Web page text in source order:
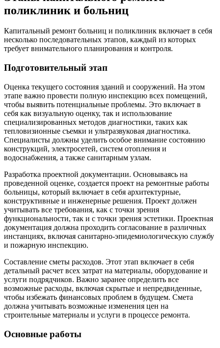
поликлиник и больниц
Капитальный ремонт больниц и поликлиник включает в себя
несколько последовательных этапов, каждый из которых
требует внимательного планирования и контроля.
Подготовительный этап
Оценка текущего состояния зданий и сооружений. На этом
этапе важно провести полную инспекцию всех помещений,
чтобы выявить потенциальные проблемы. Это включает в
себя как визуальную оценку, так и использование
специализированных методов диагностики, таких как
тепловизионные съемки и ультразвуковая диагностика.
Специалисты должны уделить особое внимание состоянию
конструкций, электросетей, систем отопления и
водоснабжения, а также санитарным узлам.
Разработка проектной документации. Основываясь на
проведенной оценке, создается проект на ремонтные работы
больницы, который включает в себя архитектурные,
конструктивные и инженерные решения. Проект должен
учитывать все требования, как с точки зрения
функциональности, так и с точки зрения эстетики. Проектная
документация должна проходить согласование в различных
инстанциях, включая санитарно-эпидемиологическую службу
и пожарную инспекцию.
Составление сметы расходов. Этот этап включает в себя
детальный расчет всех затрат на материалы, оборудование и
услуги подрядчиков. Важно заранее определить все
возможные расходы, включая скрытые и непредвиденные,
чтобы избежать финансовых проблем в будущем. Смета
должна учитывать возможные изменения цен на
строительные материалы и услуги в процессе ремонта.
Основные работы